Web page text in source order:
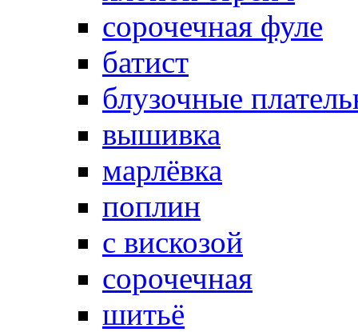
cорочечная фуле
батист
блузочные
вышивка
марлёвка
поплин
с вискозой
сорочечная
шитьё